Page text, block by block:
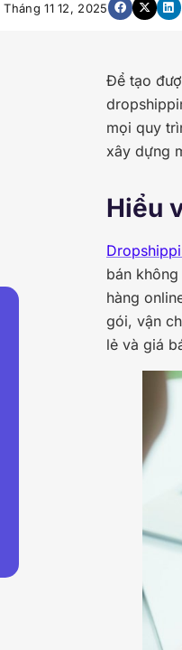
Tháng 11 12, 2025
Để tạo
mọi quy
xây dựng
Hiểu
bán
hàng
gói, vận
lẻ và giá